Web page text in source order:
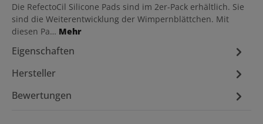
Die RefectoCil Silicone Pads sind im 2er-Pack erhältlich. Sie
sind die Weiterentwicklung der Wimpernblättchen. Mit
diesen Pa… Mehr
Eigenschaften
Hersteller
Bewertungen